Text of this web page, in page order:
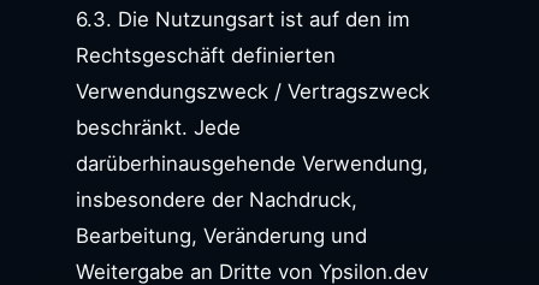
6.3. Die Nutzungsart ist auf den im
Rechtsgeschäft definierten
Verwendungszweck / Vertragszweck
beschränkt. Jede
darüberhinausgehende Verwendung,
insbesondere der Nachdruck,
Bearbeitung, Veränderung und
Weitergabe an Dritte von Ypsilon.dev